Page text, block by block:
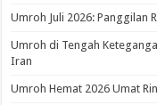
Umroh Juli 2026: Panggilan
Umroh di Tengah
Iran
Umroh Hemat 2026 Umat